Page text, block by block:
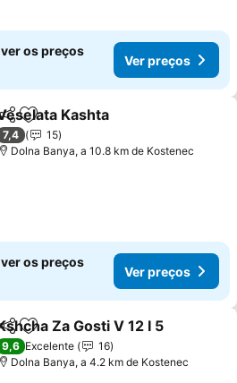
os preços
Ver preços
PartilharAdicionar aos favoritos
Kashta
7,4
15
Dolna Banya, a 10.8 km de Kostenec
os preços
Ver preços
Adicionar aos favoritos
Za Gosti V 12 I 5
9,6 Excelente
16
Dolna Banya, a 4.2 km de Kostenec